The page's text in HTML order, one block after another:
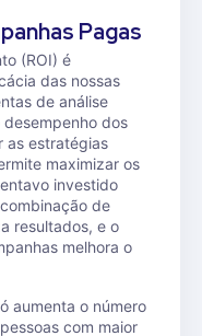
Pagas
(ROI) é
das nossas
de análise
dos
as estratégias
maximizar os
investido
de
resultados, e o
melhora o
aumenta o número
com maior